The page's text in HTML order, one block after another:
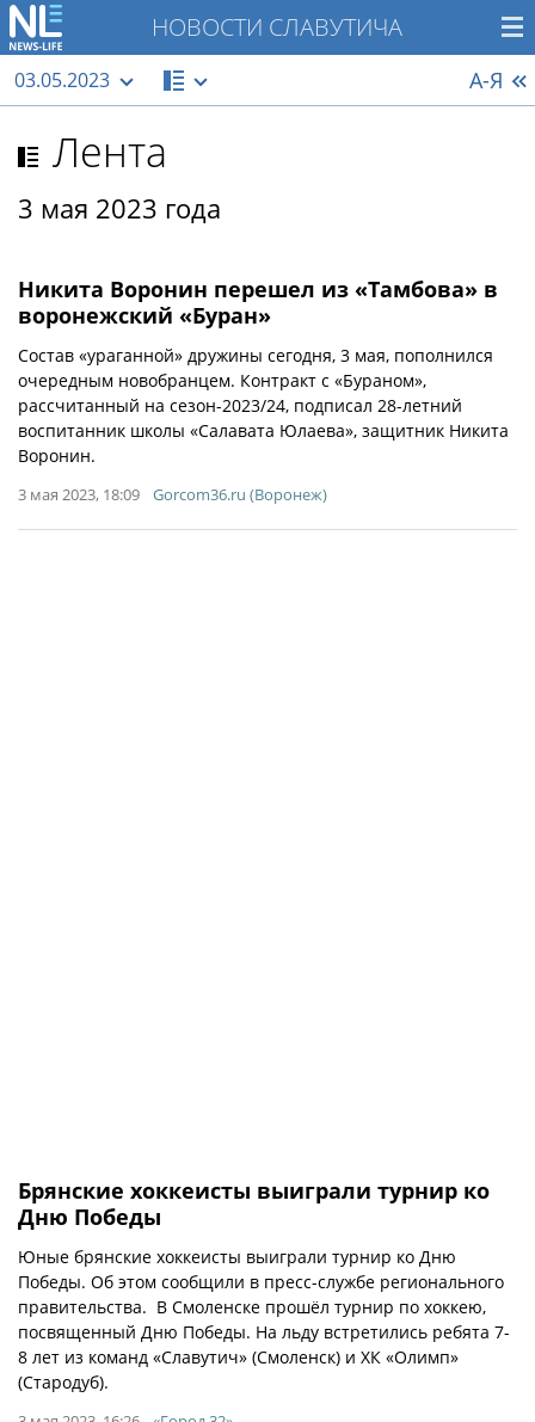
НОВОСТИ СЛАВУТИЧА
03.05.2023 А-Я
Лента
3 мая 2023 года
Никита Воронин перешел из «Тамбова» в
воронежский «Буран»
Состав «ураганной» дружины сегодня, 3 мая, пополнился
очередным новобранцем. Контракт с «Бураном»,
рассчитанный на сезон-2023/24, подписал 28-летний
воспитанник школы «Салавата Юлаева», защитник Никита
Воронин.
3 мая 2023, 18:09 Gorcom36.ru (Воронеж)
Брянские хоккеисты выиграли турнир ко
Дню Победы
Юные брянские хоккеисты выиграли турнир ко Дню
Победы. Об этом сообщили в пресс-службе регионального
правительства. В Смоленске прошёл турнир по хоккею,
посвященный Дню Победы. На льду встретились ребята 7-
8 лет из команд «Славутич» (Смоленск) и ХК «Олимп»
(Стародуб).